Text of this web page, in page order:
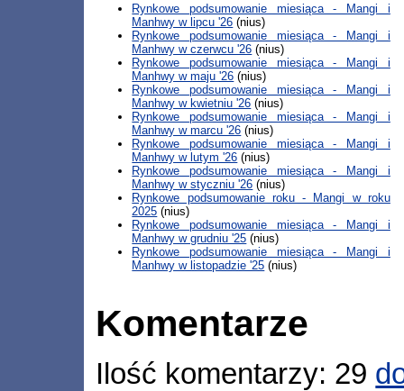
Rynkowe podsumowanie miesiąca - Mangi i
Manhwy w lipcu '26 (nius)
Rynkowe podsumowanie miesiąca - Mangi i
Manhwy w czerwcu '26 (nius)
Rynkowe podsumowanie miesiąca - Mangi i
Manhwy w maju '26 (nius)
Rynkowe podsumowanie miesiąca - Mangi i
Manhwy w kwietniu '26 (nius)
Rynkowe podsumowanie miesiąca - Mangi i
Manhwy w marcu '26 (nius)
Rynkowe podsumowanie miesiąca - Mangi i
Manhwy w lutym '26 (nius)
Rynkowe podsumowanie miesiąca - Mangi i
Manhwy w styczniu '26 (nius)
Rynkowe podsumowanie roku - Mangi w roku
2025 (nius)
Rynkowe podsumowanie miesiąca - Mangi i
Manhwy w grudniu '25 (nius)
Rynkowe podsumowanie miesiąca - Mangi i
Manhwy w listopadzie '25 (nius)
Komentarze
Ilość komentarzy: 29